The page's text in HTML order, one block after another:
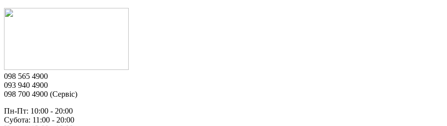
098 565 4900
093 940 4900
098 700 4900 (Сервіс)
Пн-Пт: 10:00 - 20:00
Субота: 11:00 - 20:00